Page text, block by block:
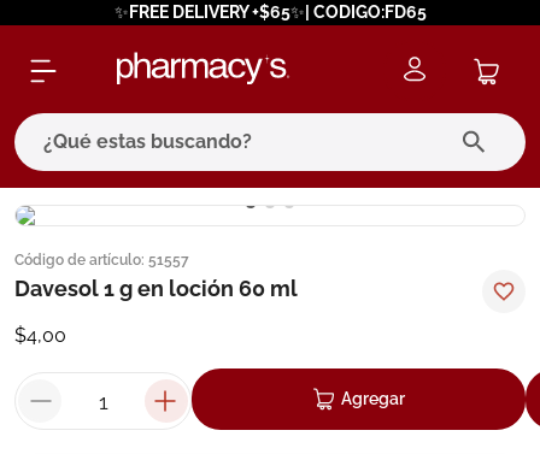
✨FREE DELIVERY +$65✨| CODIGO:FD65
¿Qué estas buscando?
Código de artículo: 51557
Davesol 1 g en loción 60 ml
$4,00
Agregar
términos más buscados
1. eucerin
pilexil
5. cerave